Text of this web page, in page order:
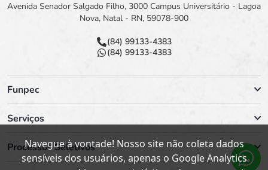
Avenida Senador Salgado Filho, 3000 Campus Universitário - Lagoa
Nova, Natal - RN, 59078-900
(84) 99133-4383
(84) 99133-4383
Funpec
Serviços
Processos Seletivos
Navegue à vontade! Nosso site não coleta dados
sensíveis dos usuários, apenas o Google Analytics